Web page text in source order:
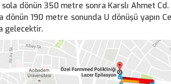
dönün 350 metre sonra Karslı Ahmet
190 metre sonunda U dönüşü yapın
gelecektir.